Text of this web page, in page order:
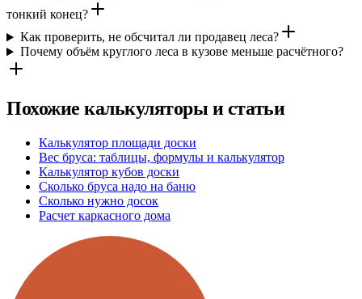
тонкий конец?
Как проверить, не обсчитал ли продавец леса?
Почему объём круглого леса в кузове меньше расчётного?
Похожие калькуляторы и статьи
Калькулятор площади доски
Вес бруса: таблицы, формулы и калькулятор
Калькулятор кубов доски
Сколько бруса надо на баню
Сколько нужно досок
Расчет каркасного дома